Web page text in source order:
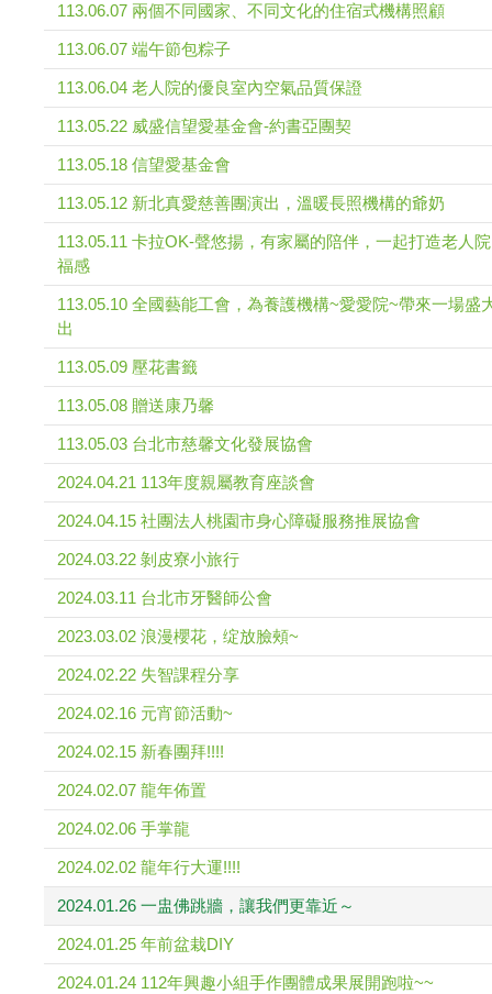
113.06.07 兩個不同國家、不同文化的住宿式機構照顧
113.06.07 端午節包粽子
113.06.04 老人院的優良室內空氣品質保證
113.05.22 威盛信望愛基金會-約書亞團契
113.05.18 信望愛基金會
113.05.12 新北真愛慈善團演出，溫暖長照機構的爺奶
113.05.11 卡拉OK-聲悠揚，有家屬的陪伴，一起打造老人
福感
113.05.10 全國藝能工會，為養護機構~愛愛院~帶來一場盛
出
113.05.09 壓花書籤
113.05.08 贈送康乃馨
113.05.03 台北市慈馨文化發展協會
2024.04.21 113年度親屬教育座談會
2024.04.15 社團法人桃園市身心障礙服務推展協會
2024.03.22 剝皮寮小旅行
2024.03.11 台北市牙醫師公會
2023.03.02 浪漫櫻花，绽放臉頰~
2024.02.22 失智課程分享
2024.02.16 元宵節活動~
2024.02.15 新春團拜!!!!
2024.02.07 龍年佈置
2024.02.06 手掌龍
2024.02.02 龍年行大運!!!!
2024.01.26 一盅佛跳牆，讓我們更靠近～
2024.01.25 年前盆栽DIY
2024.01.24 112年興趣小組手作團體成果展開跑啦~~